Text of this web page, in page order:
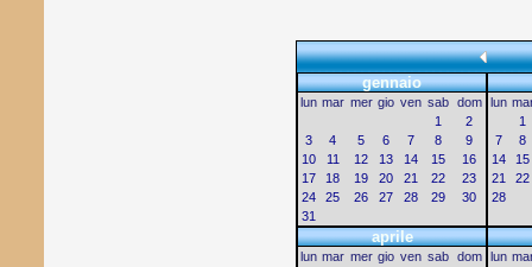
gennaio
lun mar mer gio ven sab dom
1
2
3
4 5 6 7 8
9
10
11 12 13 14 15
16
17
18 19 20 21 22
23
24
25 26 27 28 29
30
31
lun
1
7
8
14
15
21
22
28
aprile
lun mar mer gio ven sab dom
lun